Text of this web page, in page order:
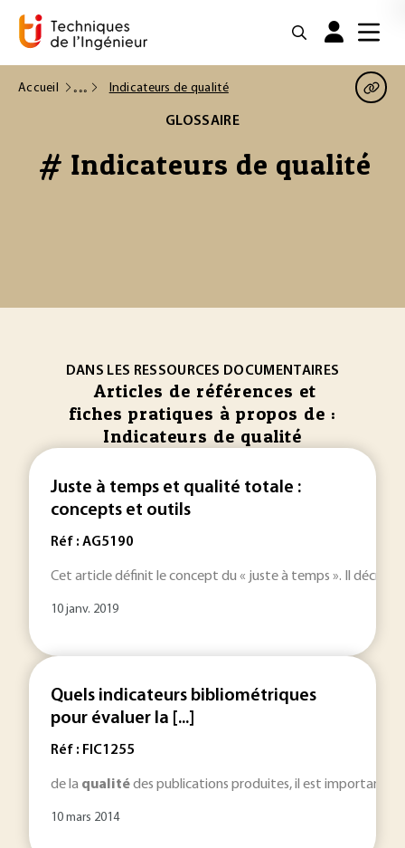
Accueil Indicateurs de qualité
GLOSSAIRE
# Indicateurs de qualité
DANS LES RESSOURCES DOCUMENTAIRES
Articles de références et
fiches pratiques à propos de :
Indicateurs de qualité
Juste à temps et qualité totale :
concepts et outils
Réf : AG5190
Cet article définit le concept du « juste à temps ». Il décrit
10 janv. 2019
Quels indicateurs bibliométriques
pour évaluer la [...]
Réf : FIC1255
de la qualitédes publications produites, il est important de
10 mars 2014